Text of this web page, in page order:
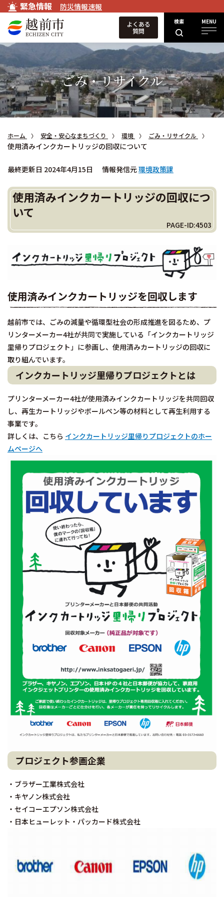
緊急情報 防災情報速報
検索 MENU
よくある
質問
ごみ・リサイクル
ホーム 安全・安心なまちづくり 環境 ごみ・リサイクル
使用済みインクカートリッジの回収について
最終更新日 2024年4月15日 情報発信元環境政策課
使用済みインクカートリッジの回収につ
いて
PAGE-ID:4503
使用済みインクカートリッジを回収します
越前市では、ごみの減量や循環型社会の形成推進を図るため、プ
リンターメーカー4社が共同で実施している「インクカートリッジ
里帰りプロジェクト」に参画し、使用済みカートリッジの回収に
取り組んでいます。
インクカートリッジ里帰りプロジェクトとは
プリンターメーカー4社が使用済みインクカートリッジを共同回収
し、再生カートリッジやボールペン等の材料として再生利用する
事業です。
詳しくは、こちら インクカートリッジ里帰りプロジェクトのホー
ムページへ
プロジェクト参画企業
・ブラザー工業株式会社
・キヤノン株式会社
・セイコーエプソン株式会社
・日本ヒューレット・パッカード株式会社